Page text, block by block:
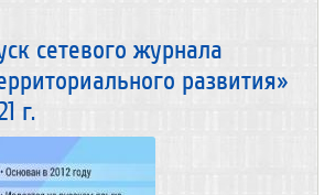
сетевого журнала
развития»
г.